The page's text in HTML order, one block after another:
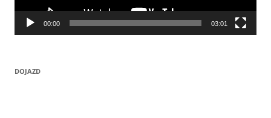
00:00 03:01
DOJAZD